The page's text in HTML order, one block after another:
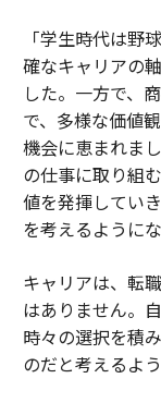
「学生時代は野
確なキャリアの
した。一方で、
で、多様な価値
機会に恵まれま
の仕事に取り組
値を発揮してい
を考えるように
キャリアは、転
はありません。
時々の選択を積
のだと考えるよ